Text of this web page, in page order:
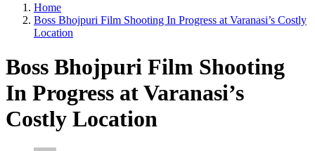
Home
Boss Bhojpuri Film Shooting In Progress at Varanasi’s Costly
Location
Boss Bhojpuri Film Shooting
In Progress at Varanasi’s
Costly Location